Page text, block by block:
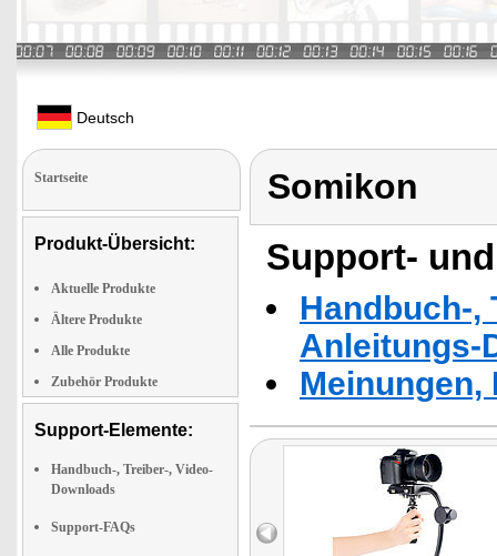
Deutsch
Startseite
Produkt-Übersicht:
Aktuelle Produkte
Ältere Produkte
Alle Produkte
Zubehör Produkte
Support-Elemente:
Handbuch-, Treiber-, Video-
Downloads
Support-FAQs
Somikon
Support-
Handbuch-,
Anleitungs-